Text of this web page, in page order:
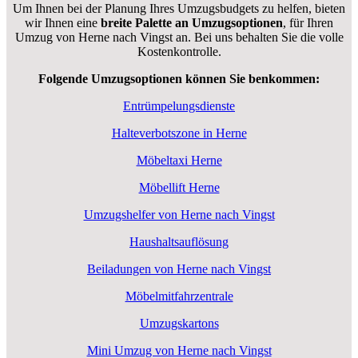
Um Ihnen bei der Planung Ihres Umzugsbudgets zu helfen, bieten
wir Ihnen eine breite Palette an Umzugsoptionen, für Ihren
Umzug von Herne nach Vingst an. Bei uns behalten Sie die volle
Kostenkontrolle.
Folgende Umzugsoptionen können Sie benkommen:
Entrümpelungsdienste
Halteverbotszone in Herne
Möbeltaxi Herne
Möbellift Herne
Umzugshelfer von Herne nach Vingst
Haushaltsauflösung
Beiladungen von Herne nach Vingst
Möbelmitfahrzentrale
Umzugskartons
Mini Umzug von Herne nach Vingst